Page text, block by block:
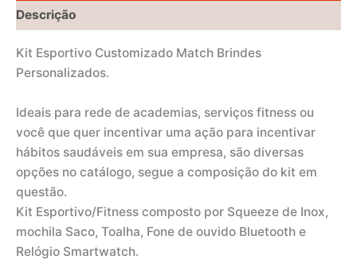
Descrição
Kit Esportivo Customizado Match Brindes
Personalizados.
Ideais para rede de academias, serviços fitness ou
você que quer incentivar uma ação para incentivar
hábitos saudáveis em sua empresa, são diversas
opções no catálogo, segue a composição do kit em
questão.
Kit Esportivo/Fitness composto por Squeeze de Inox,
mochila Saco, Toalha, Fone de ouvido Bluetooth e
Relógio Smartwatch.